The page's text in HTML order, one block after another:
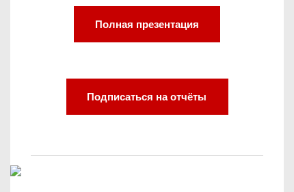
Полная презентация
Подписаться на отчёты